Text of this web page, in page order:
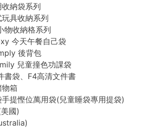
納袋系列
具收納系列
物收納格系列
今天午餐自己袋
後背包
兒童撞色功課袋
書袋、F4高清文件書
箱
提慳位萬用袋(兒童睡袋專用提袋)
國)